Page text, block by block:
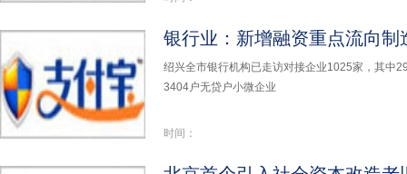
银行业：新增融资重点流向制
绍兴全市银行机构已走访对接企业1025家，其中
3404户无贷户小微企业
时间：